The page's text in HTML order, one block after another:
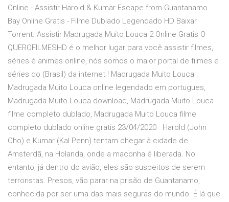
Online - Assistir Harold & Kumar Escape from Guantanamo
Bay Online Gratis - Filme Dublado Legendado HD Baixar
Torrent. Assistir Madrugada Muito Louca 2 Online Gratis O
QUEROFILMESHD é o melhor lugar para você assistir filmes,
séries é animes online, nós somos o maior portal de filmes e
séries do (Brasil) da internet ! Madrugada Muito Louca .
Madrugada Muito Louca online legendado em portugues,
Madrugada Muito Louca download, Madrugada Muito Louca
filme completo dublado, Madrugada Muito Louca filme
completo dublado online gratis 23/04/2020 · Harold (John
Cho) e Kumar (Kal Penn) tentam chegar à cidade de
Amsterdã, na Holanda, onde a maconha é liberada. No
entanto, já dentro do avião, eles são suspeitos de serem
terroristas. Presos, vão parar na prisão de Guantanamo,
conhecida por ser uma das mais seguras do mundo. É lá que